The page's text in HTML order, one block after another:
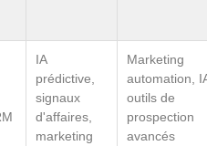
IA
prédictive,
signaux
d'affaires,
marketing
Marketing
automation,
outils de
prospection
avancés